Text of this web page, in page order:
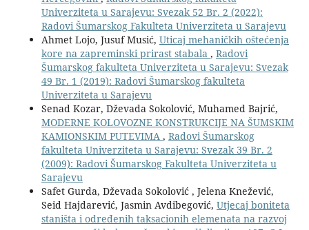
Univerziteta u Sarajevu: Svezak 52 Br. 2 (2022):
Radovi Šumarskog Fakulteta Univerziteta u Sarajevu
Ahmet Lojo, Jusuf Musić, Uticaj mehaničkih oštećenja
kore na zapreminski prirast stabala , Radovi
Šumarskog fakulteta Univerziteta u Sarajevu: Svezak
49 Br. 1 (2019): Radovi Šumarskog fakulteta
Univerziteta u Sarajevu
Senad Kozar, Dževada Sokolović, Muhamed Bajrić,
MODERNE KOLOVOZNE KONSTRUKCIJE NA ŠUMSKIM
KAMIONSKIM PUTEVIMA , Radovi Šumarskog
fakulteta Univerziteta u Sarajevu: Svezak 39 Br. 2
(2009): Radovi Šumarskog Fakulteta Univerziteta u
Sarajevu
Safet Gurda, Dževada Sokolović , Jelena Knežević,
Seid Hajdarević, Jasmin Avdibegović, Utjecaj boniteta
staništa i određenih taksacionih elemenata na razvoj